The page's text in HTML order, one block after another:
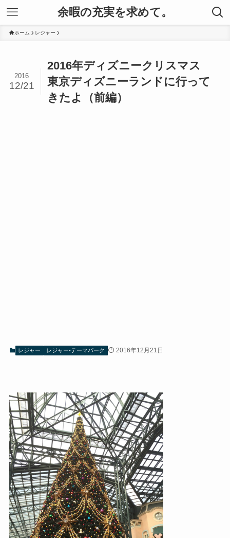
余暇の充実を求めて。
ホーム レジャー
2016年ディズニークリスマス
東京ディズニーランドに行って
きたよ（前編）
2016
12/21
レジャー レジャー-テーマパーク 2016年12月21日